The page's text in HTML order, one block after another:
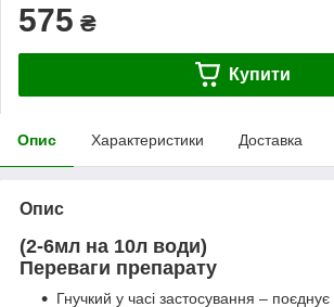
575 ₴
Купити
Опис Характеристики Доставка
Опис
(2-6мл на 10л води)
Переваги препарату
Гнучкий у часі застосування – поєднує